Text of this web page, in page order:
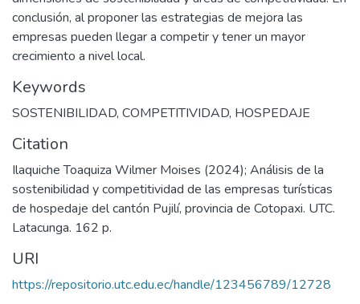
conclusión, al proponer las estrategias de mejora las
empresas pueden llegar a competir y tener un mayor
crecimiento a nivel local.
Keywords
SOSTENIBILIDAD, COMPETITIVIDAD, HOSPEDAJE
Citation
Ilaquiche Toaquiza Wilmer Moises (2024); Análisis de la
sostenibilidad y competitividad de las empresas turísticas
de hospedaje del cantón Pujilí, provincia de Cotopaxi. UTC.
Latacunga. 162 p.
URI
https://repositorio.utc.edu.ec/handle/123456789/12728